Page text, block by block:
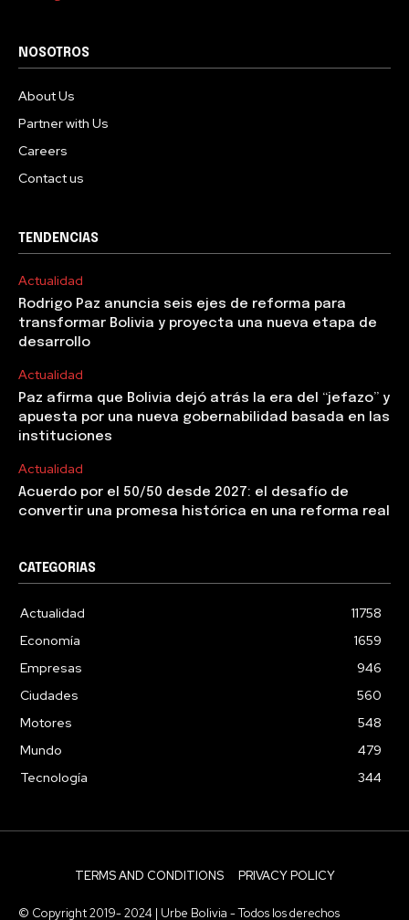
NOSOTROS
About Us
Partner with Us
Careers
Contact us
TENDENCIAS
Actualidad
Rodrigo Paz anuncia seis ejes de reforma para
transformar Bolivia y proyecta una nueva etapa de
desarrollo
Actualidad
Paz afirma que Bolivia dejó atrás la era del “jefazo” y
apuesta por una nueva gobernabilidad basada en las
instituciones
Actualidad
Acuerdo por el 50/50 desde 2027: el desafío de
convertir una promesa histórica en una reforma real
CATEGORIAS
Actualidad
11758
Economía
1659
Empresas
946
Ciudades
560
Motores
548
Mundo
479
Tecnología
344
TERMS AND CONDITIONS PRIVACY POLICY
© Copyright 2019- 2024 | Urbe Bolivia - Todos los derechos